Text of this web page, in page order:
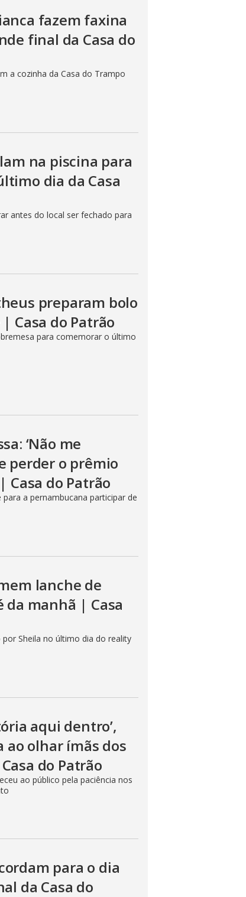
fazem faxina
final da Casa do
a cozinha da Casa do Trampo
na piscina para
dia da Casa
antes do local ser fechado para
preparam bolo
Casa do Patrão
para comemorar o último
‘Não me
perder o prêmio
Casa do Patrão
a pernambucana participar de
lanche de
da manhã | Casa
Sheila no último dia do reality
aqui dentro’,
ao olhar ímãs dos
do Patrão
ao público pela paciência nos
para o dia
da Casa do